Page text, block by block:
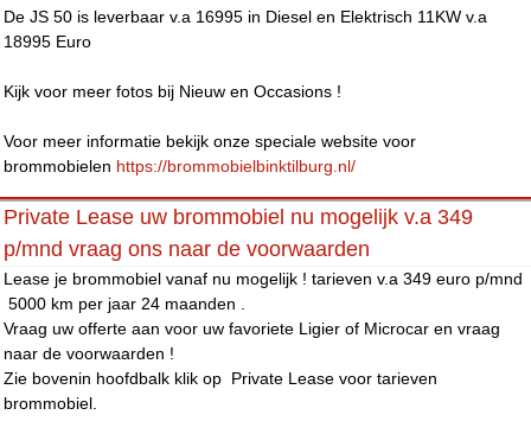
De JS 50 is leverbaar v.a 16995 in Diesel en Elektrisch 11KW v.a
18995 Euro
Kijk voor meer fotos bij Nieuw en Occasions !
Voor meer informatie bekijk onze speciale website voor
brommobielen https://brommobielbinktilburg.nl/
Private Lease uw brommobiel nu mogelijk v.a 349
p/mnd vraag ons naar de voorwaarden
Lease je brommobiel vanaf nu mogelijk ! tarieven v.a 349 euro p/mnd
5000 km per jaar 24 maanden .
Vraag uw offerte aan voor uw favoriete Ligier of Microcar en vraag
naar de voorwaarden !
Zie bovenin hoofdbalk klik op Private Lease voor tarieven
brommobiel.